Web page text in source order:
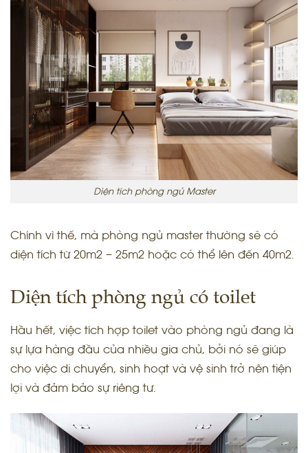
Diện tích phòng ngủ Master
Chính vì thế, mà phòng ngủ master thường sẽ có
diện tích từ 20m2 – 25m2 hoặc có thể lên đến 40m2.
Diện tích phòng ngủ có toilet
Hầu hết, việc tích hợp toilet vào phòng ngủ đang là
sự lựa hàng đầu của nhiều gia chủ, bởi nó sẽ giúp
cho việc di chuyển, sinh hoạt và vệ sinh trở nên tiện
lợi và đảm bảo sự riêng tư.